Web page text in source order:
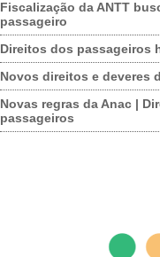
Fiscalização da ANTT
passageiro
Direitos dos passageiros
Novos direitos e deveres
Novas regras da Anac |
passageiros